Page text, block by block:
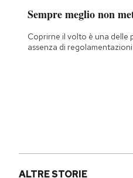
Sempre meglio non
Coprirne il volto è una delle
assenza di regolamentazioni
ALTRE STORIE